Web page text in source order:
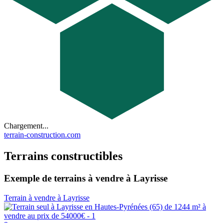
Chargement...
terrain-construction.com
Terrains constructibles
Exemple de terrains à vendre à Layrisse
Terrain à vendre à Layrisse